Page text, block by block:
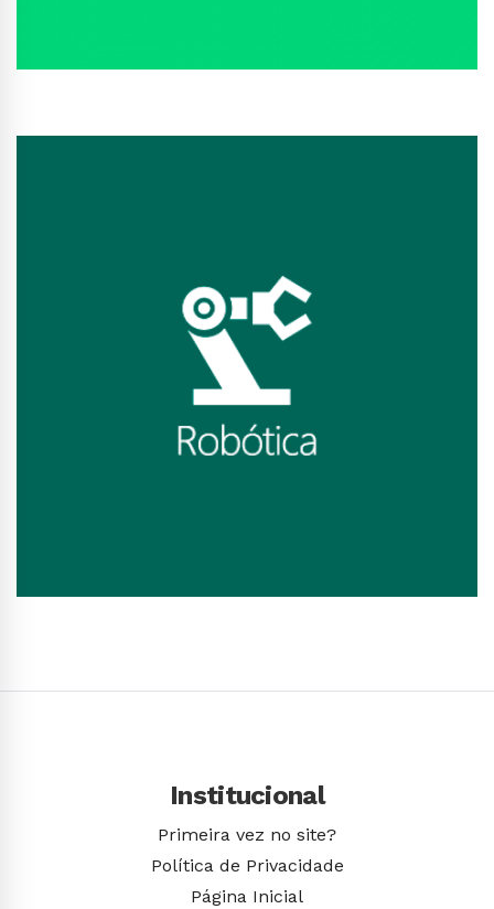
Institucional
Primeira vez no site?
Política de Privacidade
Página Inicial